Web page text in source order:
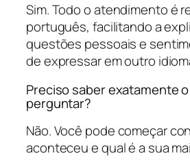
Sim. Todo o atendimento é
português, facilitando a
questões pessoais e
de expressar em outro
Preciso saber exatamente
perguntar?
Não. Você pode começar
aconteceu e qual é a sua